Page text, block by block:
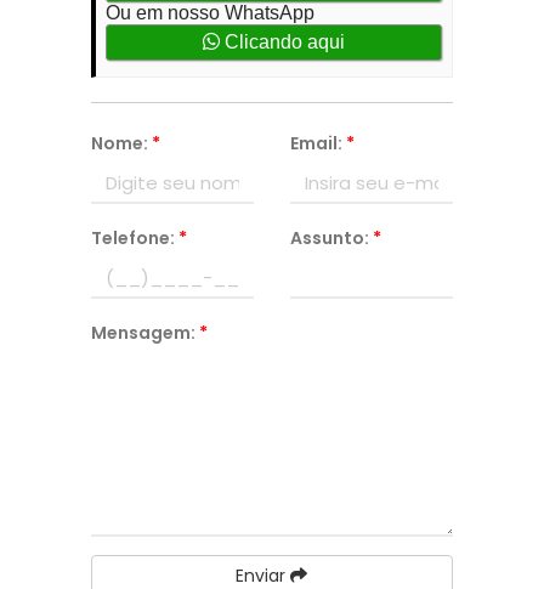
Ou em nosso WhatsApp
Clicando aqui
Nome: * Email: *
Telefone: * Assunto: *
Mensagem: *
Enviar